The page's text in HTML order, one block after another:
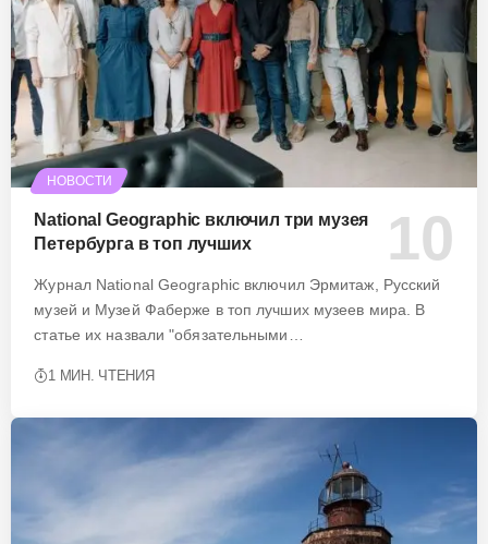
НОВОСТИ
National Geographic включил три музея
Петербурга в топ лучших
Журнал National Geographic включил Эрмитаж, Русский
музей и Музей Фаберже в топ лучших музеев мира. В
статье их назвали "обязательными…
1 МИН. ЧТЕНИЯ